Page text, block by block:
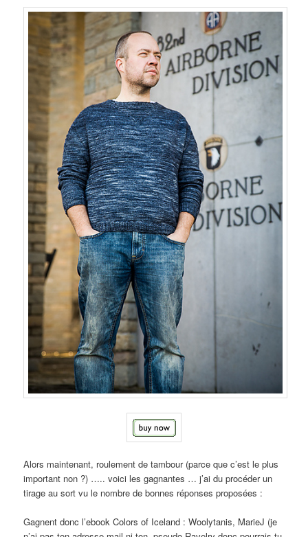
Alors maintenant, roulement de tambour (parce que c’est le plus
important non ?) ….. voici les gagnantes … j’ai du procéder un
tirage au sort vu le nombre de bonnes réponses proposées :
Gagnent donc l’ebook Colors of Iceland : Woolytanis, MarieJ (je